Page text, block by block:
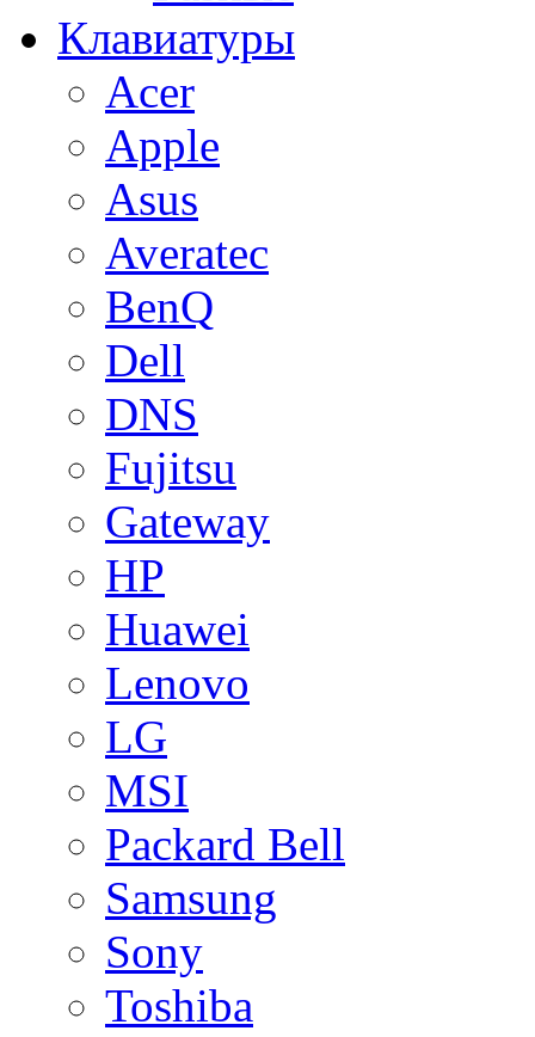
Клавиатуры
Acer
Apple
Asus
Averatec
BenQ
Dell
DNS
Fujitsu
Gateway
HP
Huawei
Lenovo
LG
MSI
Packard Bell
Samsung
Sony
Toshiba